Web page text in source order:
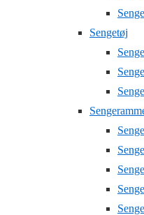
Sengetøj